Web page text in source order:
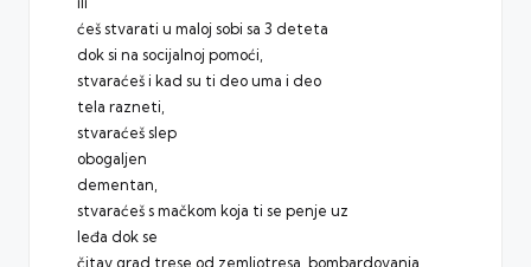
ćeš stvarati u maloj sobi sa 3 deteta
dok si na socijalnoj pomoći,
stvaraćeš i kad su ti deo uma i deo
tela razneti,
stvaraćeš slep
obogaljen
dementan,
stvaraćeš s mačkom koja ti se penje uz
leđa dok se
čitav grad trese od zemljotresa, bombardovanja,